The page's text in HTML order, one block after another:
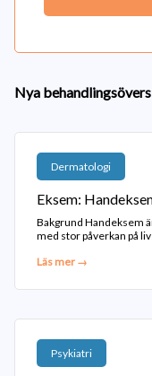
Nya
Dermatologi
Eksem:
Bakgrund Handeksem
med stor påverkan på
Läs mer →
Psykiatri